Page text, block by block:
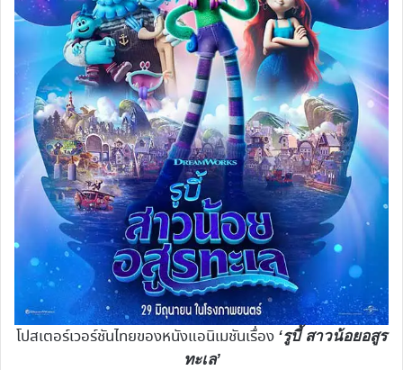
โปสเตอร์เวอร์ชันไทยของหนังแอนิเมชันเรื่อง ‘รูบี้ สาวน้อยอสูร
ทะเล’